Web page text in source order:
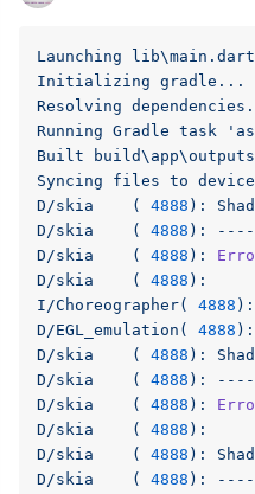
Launching lib\main.dart
Initializing gradle...
Resolving
Running Gradle task
Built
Syncing
files to device
D/skia
( 4888 ):
D/skia
( 4888 ):
D/skia
( 4888 ):
D/skia
( 4888 ):
I/Choreographer(
4888 ):
D/EGL_emulation(
4888 ):
D/skia
( 4888 ):
D/skia
( 4888 ):
D/skia
( 4888 ):
D/skia
( 4888 ):
D/skia
( 4888 ):
D/skia
( 4888 ):